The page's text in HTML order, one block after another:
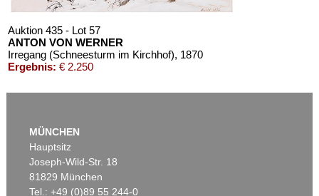
Auktion 435 - Lot 57
ANTON VON WERNER
Irregang (Schneesturm im Kirchhof), 1870
Ergebnis: € 2.250
MÜNCHEN
Hauptsitz
Joseph-Wild-Str. 18
81829 München
Tel.: +49 (0)89 55 244-0